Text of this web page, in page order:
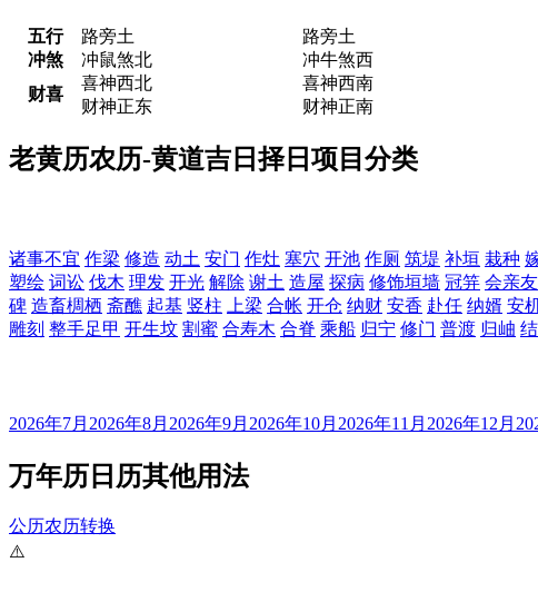
五行
路旁土 路旁土
冲煞
冲鼠煞北 冲牛煞西
财喜
喜神西北
财神正东
喜神西南
财神正南
老黄历农历-黄道吉日择日项目分类
诸事不宜 作梁 修造 动土 安门 作灶 塞穴 开池 作厕 筑堤 补垣 栽种
塑绘 词讼 伐木 理发 开光 解除 谢土 造屋 探病 修饰垣墙 冠笄 会亲友
碑 造畜椆栖 斋醮 起基 竖柱 上梁 合帐 开仓 纳财 安香 赴任 纳婿 安
雕刻 整手足甲 开生坟 割蜜 合寿木 合脊 乘船 归宁 修门 普渡 归岫
2026年7月 2026年8月 2026年9月 2026年10月 2026年11月 2026年12月
万年历日历其他用法
公历农历转换
⚠️